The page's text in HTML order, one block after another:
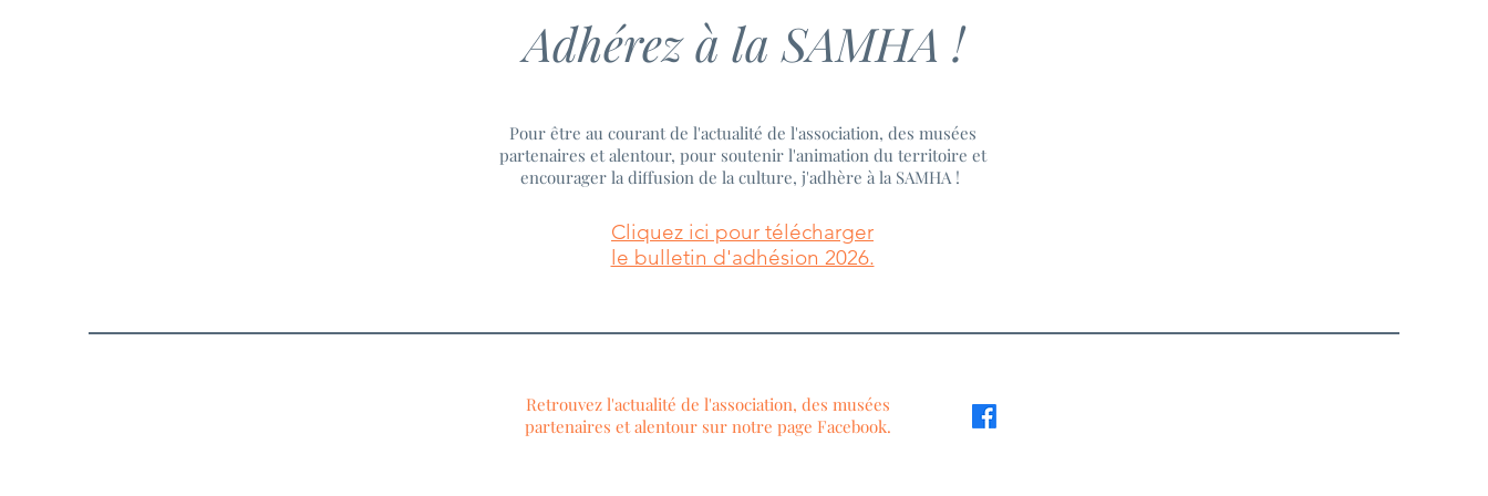
Adhérez à la SAMHA !
Pour être au courant de l'actualité de l'association, des musées
partenaires et alentour, pour soutenir l'animation du territoire et
encourager la diffusion de la culture, j'adhère à la SAMHA !
Cliquez ici pour télécharger
le bulletin d'adhésion 2026.
Retrouvez l'actualité de l'association, des musées
partenaires et alentour sur notre page Facebook.